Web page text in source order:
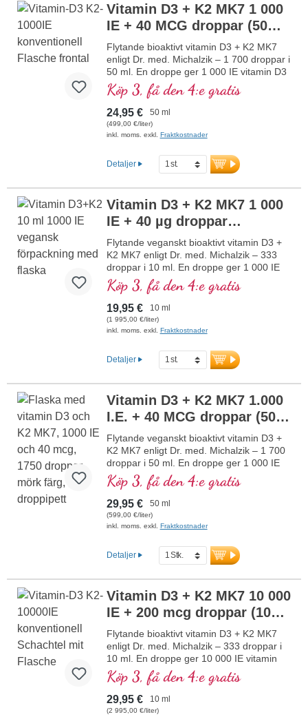
normal benstomme, bidrar till
normal muskelfunktion samt till
immunsystemets normala funktion.
Tillverkat i Tyskland utan genteknik i
egen kontrollerad produktion sedan
25 år, vegetariskt utan tillsatser och
laboratorietestat. Utvecklat av
läkare.
mer information om vitamin D3
+ K2
Vitamin D3 + K2 MK7 1 000
IE + 40 MCG droppar (50
ml)NY
Flytande bioaktivt vitamin D3 + K2 MK7
enligt Dr. med. Michalzik – 1 700 droppar i
50 ml. En droppe ger 1 000 IE vitamin D3
och 40 μg K2 (MK7 all-trans). Högsta
premiumkvalitet av högkvalitativ
vegetarisk specialråvara i optimal
kombination med särskilt bioaktiv all-trans
K2-form. Upplöst i skyddande, pesticidfritt
biotillgänglighet. Denna optimala
kombination bidrar till att bibehålla normal
normala funktion. Tillverkat i Tyskland
utan genteknik i egen kontrollerad
produktion sedan 25 år, vegetarisk utan
tillsatser och laboratorietestat. Utvecklat
av läkare.
mer information om vitamin D3 + K2
Köp 3, få den 4:e gratis
24,95 € 50 ml
(499,00 €/liter)
inkl. moms. exkl. Fraktkostnader
Detaljer
Vitamin D3 + K2 MK7 1 000
IE + 40 µg droppar
veganska (10 ml)
Flytande veganskt bioaktivt vitamin D3 +
K2 MK7 enligt Dr. med. Michalzik – 333
droppar i 10 ml. En droppe ger 1 000 IE
vitamin D3 och 40 μg K2 (MK7 all-trans).
Högsta premiumkvalitet från högkvalitativa
kontrollerade lavar (inte från alger!) i
optimal kombination med en särskilt
bioaktiv all-trans K2-form, helt
i skyddande kokos-MCT-olja odlad utan
pesticider för bättre biotillgänglighet.
normal muskelfunktion samt till
immunsystemets normala funktion.
Tillverkad i Tyskland utan genteknik i egen
kontrollerad produktion som funnits i 25
år, vegansk, utan tillsatser och
laboratorietestad. Utvecklad av läkare.
mer information om vitamin D3 + K2
Köp 3, få den 4:e gratis
19,95 € 10 ml
(1 995,00 €/liter)
inkl. moms. exkl. Fraktkostnader
Detaljer
Vitamin D3 + K2 MK7 1.000
I.E. + 40 MCG droppar (50
ml) veganska
Flytande veganskt bioaktivt vitamin D3 +
K2 MK7 enligt Dr. med. Michalzik – 1 700
droppar i 50 ml. En droppe ger 1 000 IE
vitamin D3 och 40 µg K2 (MK7 all-trans).
Högsta premiumkvalitet från
högkvalitativa, kontrollerade lavar (inte
från alger!) i optimal kombination med en
särskilt bioaktiv all-trans K2-form, helt
i skyddande kokos-MCT-olja, odlad utan
pesticider, för bättre biotillgänglighet.
bidrar till normal muskelfunktion samt till
immunsystemets normala funktion.
Tillverkat i Tyskland utan genteknik i egen
kontrollerad produktion sedan 25 år,
veganskt, utan tillsatser och
laboratorietestat. Utvecklat av läkare.
mer information om vitamin D3 + K2
Köp 3, få den 4:e gratis
29,95 € 50 ml
(599,00 €/liter)
inkl. moms. exkl. Fraktkostnader
Detaljer
Vitamin D3 + K2 MK7 10 000
IE + 200 mcg droppar (10
ml)NY
Flytande bioaktivt vitamin D3 + K2 MK7
enligt Dr. med. Michalzik – 333 droppar i
10 ml. En droppe ger 10 000 IE vitamin
D3 och 200 μg K2 (MK7 all-trans). Högsta
premiumkvalitet av högkvalitativt
vegetariskt specialråmaterial i optimal
kombination med särskilt bioaktiv all-trans
Köp 3, få den 4:e gratis
29,95 € 10 ml
(2 995,00 €/liter)